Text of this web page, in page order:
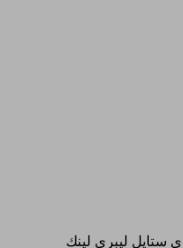
ستايل ليبري لينك